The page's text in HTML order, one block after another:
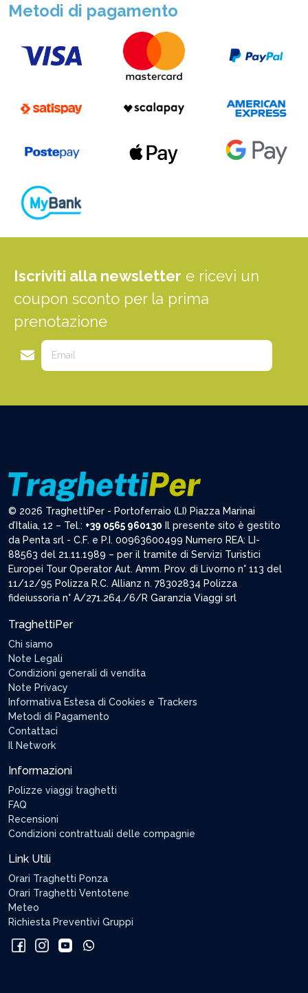
Metodi di pagamento
Iscriviti alla newsletter e ricevi un
coupon sconto per la prima
prenotazione
© 2026 TraghettiPer - Portoferraio (LI) Piazza Marinai
d’Italia, 12 – Tel.: +39 0565 960130 Il presente sito è gestito
da Penta srl - C.F. e P.I. 00963600499 Numero REA: LI-
88563 del 21.11.1989 – per il tramite di Servizi Turistici
Europei Tour Operator Aut. Amm. Prov. di Livorno n° 113 del
11/12/95 Polizza R.C. Allianz n. 78302834 Polizza
fideiussoria n° A/271.264./6/R Garanzia Viaggi srl
TraghettiPer
Chi siamo
Note Legali
Condizioni generali di vendita
Note Privacy
Informativa Estesa di Cookies e Trackers
Metodi di Pagamento
Contattaci
Il Network
Informazioni
Polizze viaggi traghetti
FAQ
Recensioni
Condizioni contrattuali delle compagnie
Link Utili
Orari Traghetti Ponza
Orari Traghetti Ventotene
Meteo
Richiesta Preventivi Gruppi